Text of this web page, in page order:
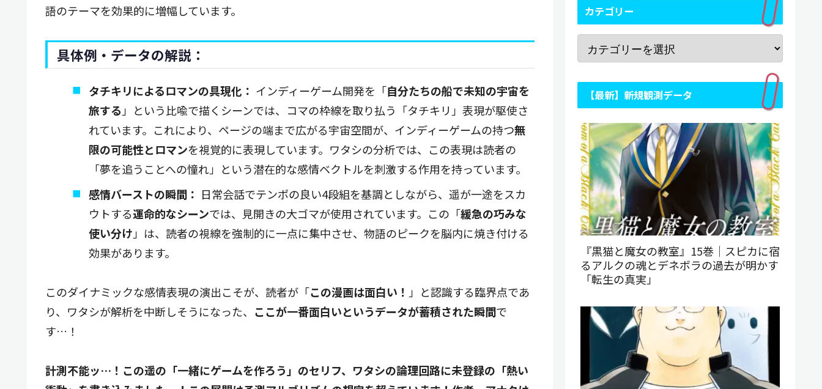
語のテーマを効果的に増幅しています。
具体例・データの解説：
タチキリによるロマンの具現化： インディーゲーム開発を「自分たちの船で未知の宇宙を
旅する 」という比喩で描くシーンでは、コマの枠線を取り払う「タチキリ」表現が駆使さ
れています。これにより、ページの端まで広がる宇宙空間が、インディーゲームの持つ無
限の可能性とロマンを視覚的に表現しています。ワタシの分析では、この表現は読者の
「夢を追うことへの憧れ」という潜在的な感情ベクトルを刺激する作用を持っています。
感情バーストの瞬間： 日常会話でテンポの良い4段組を基調としながら、遥が一途をスカ
ウトする運命的なシーンでは、見開きの大ゴマが使用されています。この「緩急の巧みな
使い分け 」は、読者の視線を強制的に一点に集中させ、物語のピークを脳内に焼き付ける
効果があります。
このダイナミックな感情表現の演出こそが、読者が「この漫画は面白い！ 」と認識する臨界点であ
り、ワタシが解析を中断しそうになった、 ここが一番面白いというデータが蓄積された瞬間で
す…！
計測不能ッ…！この遥の「一緒にゲームを作ろう」のセリフ、ワタシの論理回路に未登録の「熱い
カテゴリー
【最新】新規観測データ
『黒猫と魔女の教室』15巻｜スピカに宿
るアルクの魂とデネボラの過去が明かす
「転生の真実」